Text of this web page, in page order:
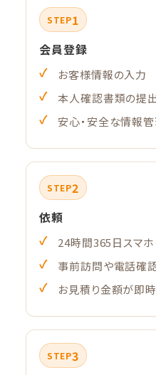
STEP1
会員登録
お客様情報の入力
本人確認書類の提
安心・安全な情報
STEP2
依頼
24時間365日スマ
事前訪問や電話確
お見積り金額が即
STEP3